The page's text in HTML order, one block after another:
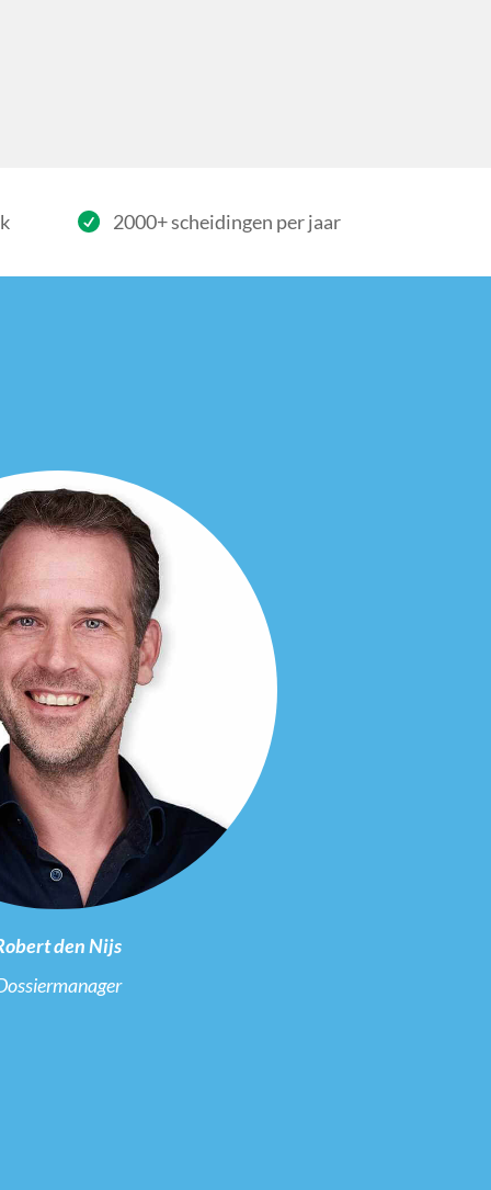
2000+ scheidingen per jaar
den Nijs